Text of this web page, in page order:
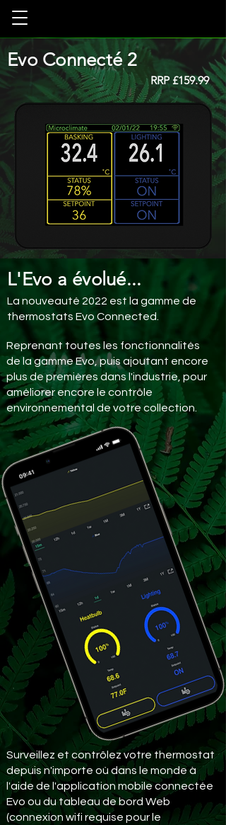
Evo Connecté 2
RRP£159.99
L'Evo a évolué...
La nouveauté 2022 est la gamme de
thermostats Evo Connected.
Reprenant toutes les fonctionnalités
de la gamme Evo, puis ajoutant encore
plus de premières dans l'industrie, pour
améliorer encore le contrôle
environnemental de votre collection.
Surveillez et contrôlez votre thermostat
depuis n'importe où dans le monde à
l'aide de l'application mobile connectée
Evo ou du tableau de bord Web
(connexion wifi requise pour le